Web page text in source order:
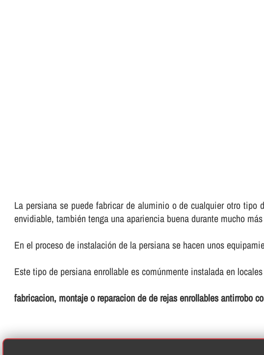
La persiana se puede fabricar de aluminio o de cualquier otro
envidiable, también tenga una apariencia buena durante mucho
En el proceso de instalación de la persiana se hacen unos
Este tipo de persiana enrollable es comúnmente instalada en
fabricacion, montaje o reparacion de de rejas enrollables antirrobo